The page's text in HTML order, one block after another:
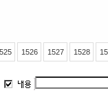
1526 1527 1528